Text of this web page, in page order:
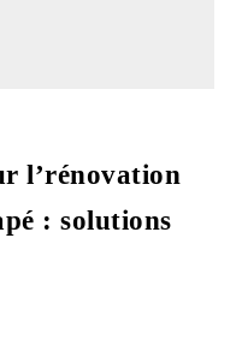
l’rénovation
: solutions